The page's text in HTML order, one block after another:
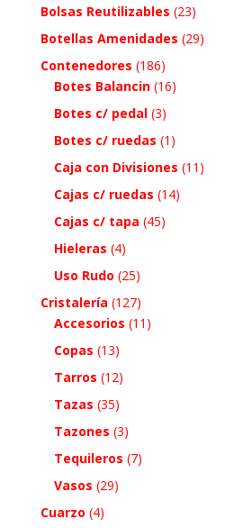
Bolsas Reutilizables (23)
Botellas Amenidades (29)
Contenedores (186)
Botes Balancin (16)
Botes c/ pedal (3)
Botes c/ ruedas (1)
Caja con Divisiones (11)
Cajas c/ ruedas (14)
Cajas c/ tapa (45)
Hieleras (4)
Uso Rudo (25)
Cristalería (127)
Accesorios (11)
Copas (13)
Tarros (12)
Tazas (35)
Tazones (3)
Tequileros (7)
Vasos (29)
Cuarzo (4)